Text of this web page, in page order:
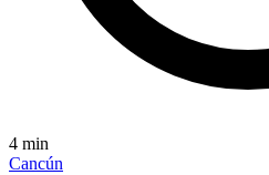
4 min
Cancún